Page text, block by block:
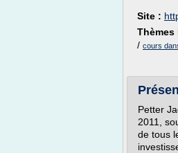
Site :
Thèmes
/ cours
Petter
2011,
de tous